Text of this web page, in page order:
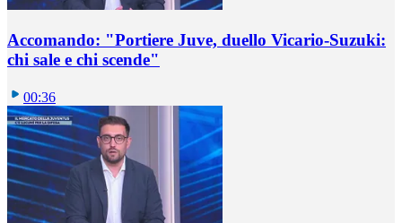
Accomando: "Portiere Juve, duello Vicario-Suzuki:
chi sale e chi scende"
00:36